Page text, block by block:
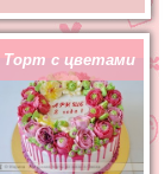
Торт с цветами